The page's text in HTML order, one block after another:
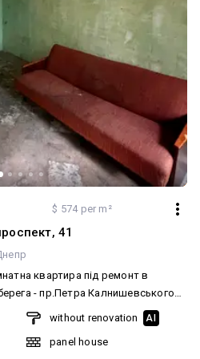
$ 574 per m²
41
квартира під ремонт в
берега - пр.Петра Калнишевського
доступності +Поруч
without renovation AI
panel house